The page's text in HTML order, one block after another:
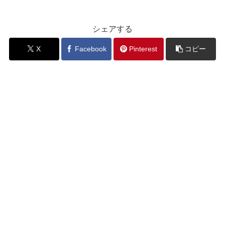
シェアする
X Facebook Pinterest コピー